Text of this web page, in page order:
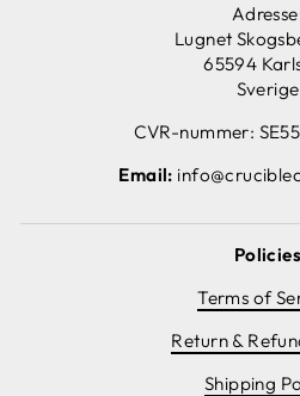
Lugnet
65594
Sverige
CVR-nummer:
Email:
Policies
Terms of
Return &
Shipping